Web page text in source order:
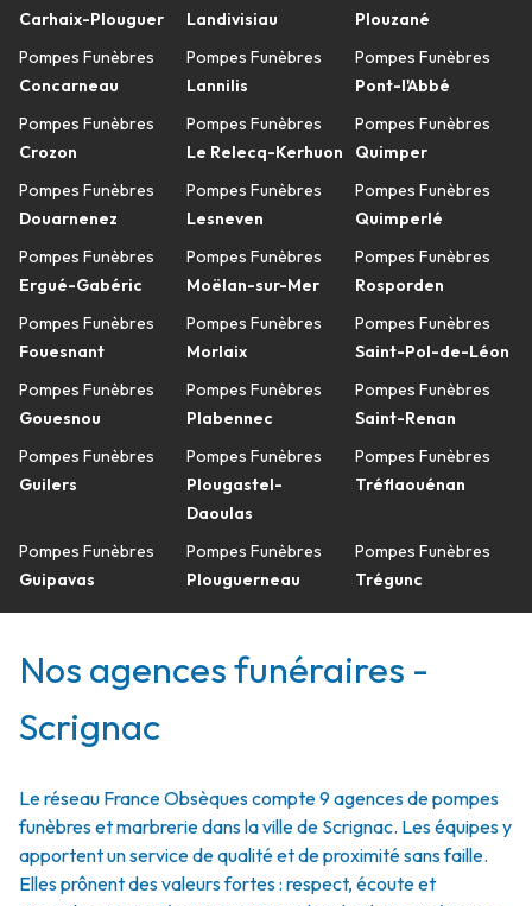
Carhaix-Plouguer
Pompes Funèbres
Concarneau
Pompes Funèbres
Crozon
Pompes Funèbres
Douarnenez
Pompes Funèbres
Ergué-Gabéric
Pompes Funèbres
Fouesnant
Pompes Funèbres
Gouesnou
Pompes Funèbres
Guilers
Pompes Funèbres
Guipavas
Landivisiau
Pompes Funèbres
Lannilis
Pompes Funèbres
Le Relecq-Kerhuon
Pompes Funèbres
Lesneven
Pompes Funèbres
Moëlan-sur-Mer
Pompes Funèbres
Morlaix
Pompes Funèbres
Plabennec
Pompes Funèbres
Plougastel-
Daoulas
Pompes Funèbres
Plouguerneau
Plouzané
Pompes Funèbres
Pont-l'Abbé
Pompes Funèbres
Quimper
Pompes Funèbres
Quimperlé
Pompes Funèbres
Rosporden
Pompes Funèbres
Saint-Pol-de-Léon
Pompes Funèbres
Saint-Renan
Pompes Funèbres
Tréflaouénan
Pompes Funèbres
Trégunc
Nos agences funéraires -
Scrignac
Le réseau France Obsèques compte 9 agences de pompes
funèbres et marbrerie dans la ville de Scrignac. Les équipes y
apportent un service de qualité et de proximité sans faille.
Elles prônent des valeurs fortes : respect, écoute et